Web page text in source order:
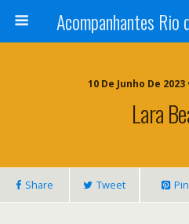
10 De Junho De
Lara
Share Tweet Pin